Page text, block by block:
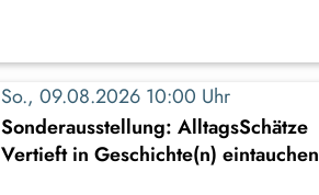
So., 09.08.2026 10:00 Uhr
Sonderausstellung: AlltagsSchätze
Vertieft in Geschichte(n) eintauchen